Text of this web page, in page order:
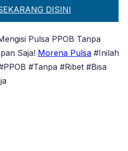
DISINI
Pulsa PPOB Tanpa
Saja! Morena Pulsa #Inilah
#Tanpa #Ribet #Bisa